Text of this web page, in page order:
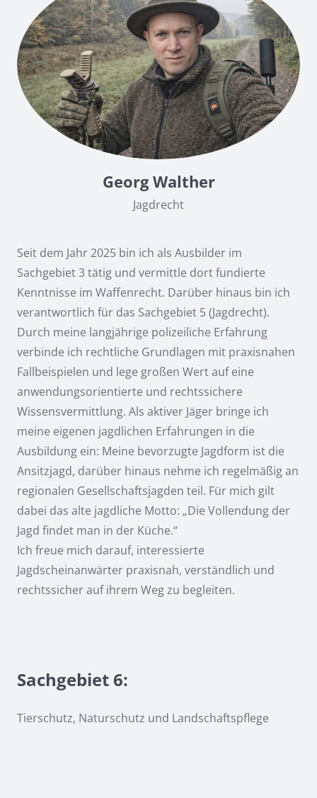
Georg Walther
Jagdrecht
Seit dem Jahr 2025 bin ich als Ausbilder im
Sachgebiet 3 tätig und vermittle dort fundierte
Kenntnisse im Waffenrecht. Darüber hinaus bin ich
verantwortlich für das Sachgebiet 5 (Jagdrecht).
Durch meine langjährige polizeiliche Erfahrung
verbinde ich rechtliche Grundlagen mit praxisnahen
Fallbeispielen und lege großen Wert auf eine
anwendungsorientierte und rechtssichere
Wissensvermittlung. Als aktiver Jäger bringe ich
meine eigenen jagdlichen Erfahrungen in die
Ausbildung ein: Meine bevorzugte Jagdform ist die
Ansitzjagd, darüber hinaus nehme ich regelmäßig an
regionalen Gesellschaftsjagden teil. Für mich gilt
dabei das alte jagdliche Motto: „Die Vollendung der
Jagd findet man in der Küche.“
Ich freue mich darauf, interessierte
Jagdscheinanwärter praxisnah, verständlich und
rechtssicher auf ihrem Weg zu begleiten.
Sachgebiet 6:
Tierschutz, Naturschutz und Landschaftspflege